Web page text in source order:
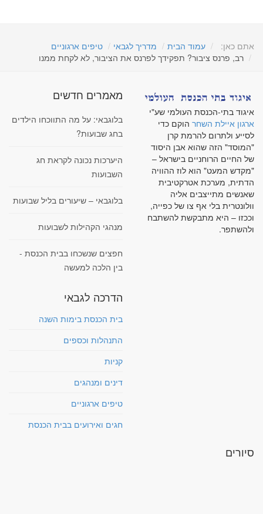
אתם כאן: עמוד הבית מדריך לגבאי
טיפים ארגוניים
רב, פרנס ציבור? תפקידך לפרנס את הציבור, לא לקחת ממנו
איגוד בתי-הכנסת העולמי שע"י
ארגון איילת השחר הוקם כדי
לסייע ולתרום להרמת קרן
"המוסד" הזה שהוא אבן היסוד
של החיים הרוחניים בישראל –
"מקדש המעט" הוא לוז ההוויה
הדתית, מערכת אטרקטיבית
שאנשים מתייצבים אליה
וולונטרית בלי אף צו של כפייה,
וככזו – היא מתבקשת להשתבח
ולהשתפר.
מאמרים חדשים
בלוגבאי: על מה התווכחו הילדים
בחג שבועות?
היערכות נכונה לקראת חג
השבועות
בלוגבאי – שיעורים בליל שבועות
מנהגי הקהילות לשבועות
חפצים שנשכחו בבית הכנסת -
בין הלכה למעשה
הדרכה לגבאי
בית הכנסת בימות השנה
התנהלות וכספים
קניות
דינים ומנהגים
טיפים ארגוניים
חגים ואירועים בבית הכנסת
סיורים